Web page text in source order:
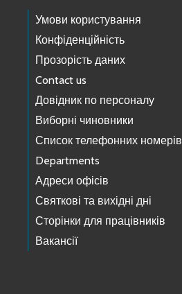
Умови користування
Конфіденційність
Прозорість даних
Contact us
Довідник по персоналу
Виборні чиновники
Список телефонних номерів
Departments
Адреси офісів
Святкові та вихідні дні
Сторінки для працівників
Вакансії